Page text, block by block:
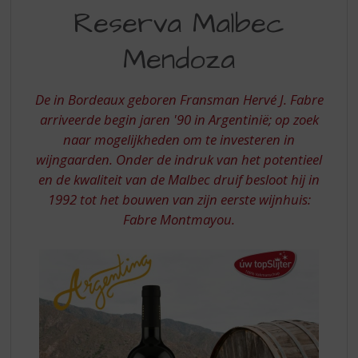
RESERVA
MENDOZA
Reserva Malbec
Mendoza
De in Bordeaux geboren Fransman Hervé J. Fabre
arriveerde begin jaren '90 in Argentinië; op zoek
naar mogelijkheden om te investeren in
wijngaarden. Onder de indruk van het potentieel
en de kwaliteit van de Malbec druif besloot hij in
1992 tot het bouwen van zijn eerste wijnhuis:
Fabre Montmayou.